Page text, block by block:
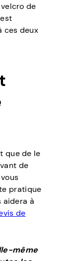
de
ces deux
que de le
de
pratique
aidera à
de
même